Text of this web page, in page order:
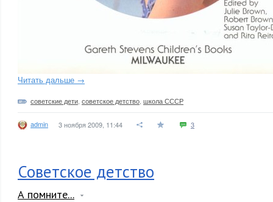
Читать дальше →
советские дети советское детство школа СССР
admin 3 ноября 2009, 11:44 3
Советское детство
А помните...